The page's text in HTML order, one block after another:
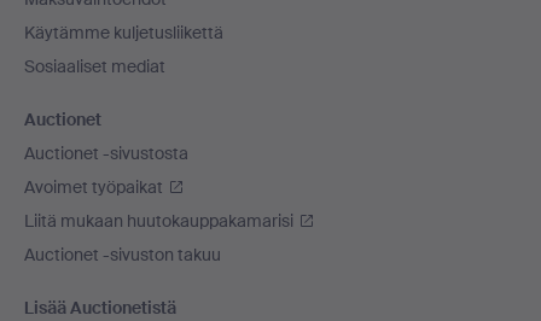
Käytämme kuljetusliikettä
Sosiaaliset mediat
Auctionet
Auctionet -sivustosta
Avoimet työpaikat
Liitä mukaan huutokauppakamarisi
Auctionet -sivuston takuu
Lisää Auctionetistä